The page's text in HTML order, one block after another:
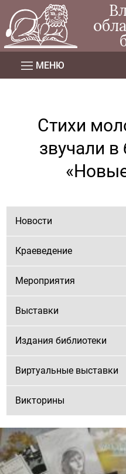
МЕНЮ
Стихи
звучали в
Новости
Краеведение
Мероприятия
Выставки
Издания библиотеки
Виртуальные выставки
Викторины